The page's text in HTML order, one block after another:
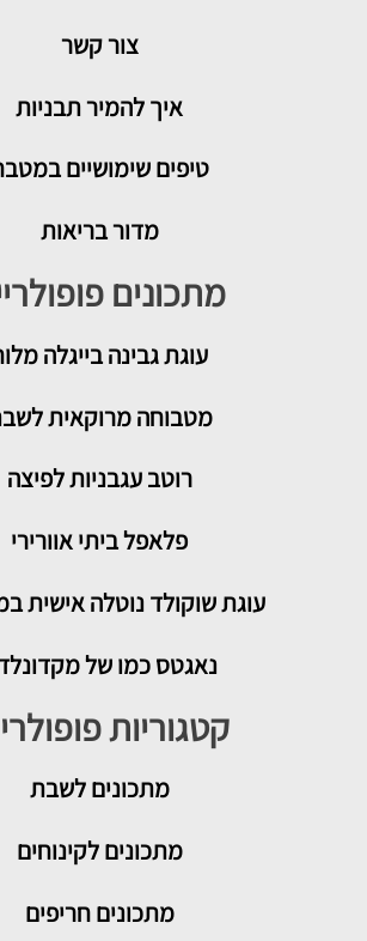
צור קשר
איך להמיר תבניות
טיפים שימושיים
מדור בריאות
מתכונים
עוגת גבינה בייגלה
מטבוחה מרוקאית
רוטב עגבניות לפיצה
פלאפל ביתי אוורירי
עוגת שוקולד נוטלה אישית
נאגטס כמו של
קטגוריות
מתכוניםלשבת
מתכונים לקינוחים
מתכונים חריפים